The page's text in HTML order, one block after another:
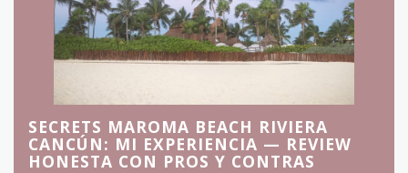
SECRETS MAROMA BEACH RIVIERA
CANCÚN: MI EXPERIENCIA — REVIEW
HONESTA CON PROS Y CONTRAS